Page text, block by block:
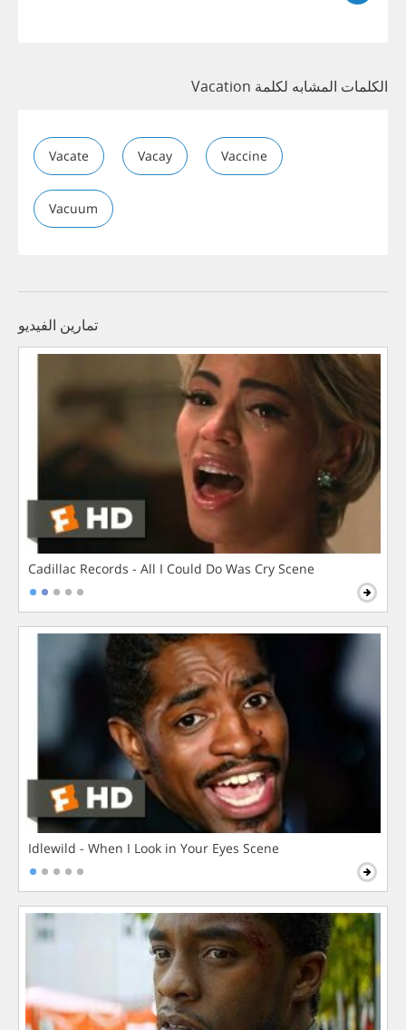
الكلمات المشابه لكلمة Vacation
Vacate Vacay Vaccine
Vacuum
تمارين الفيديو
Cadillac Records - All I Could Do Was Cry Scene
Idlewild - When I Look in Your Eyes Scene